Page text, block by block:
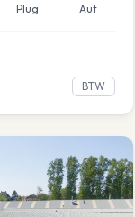
Plug Aut
BTW